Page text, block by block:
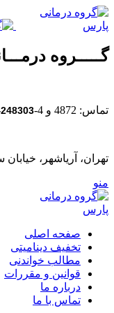
گـــــروه
تماس: 4872 و 4- 021
تهران، آریاشهر، خیابان
منو
صفحه اصلی
تخفیف دینامیتی
مطالب خواندنی
قوانین و مقررات
درباره ما
تماس با ما